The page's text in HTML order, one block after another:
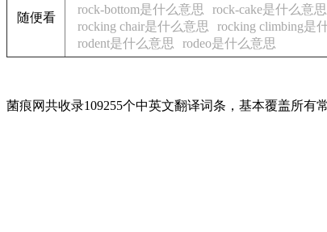
随便看
rock-bottom是什么意思
rock-cake是什么意思
rocking chair是什么意思
rocking climbing是
rodent是什么意思
rodeo是什么意思
菌痕网共收录109255个中英文翻译词条，基本覆盖所有